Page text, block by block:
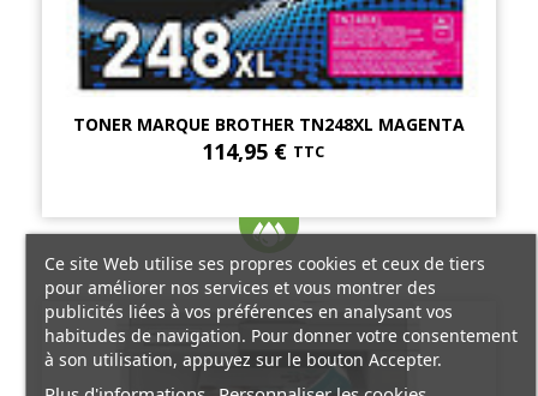
TONER MARQUE BROTHER TN248XL MAGENTA
114,95 € TTC
Ce site Web utilise ses propres cookies et ceux de tiers
pour améliorer nos services et vous montrer des
publicités liées à vos préférences en analysant vos
habitudes de navigation. Pour donner votre consentement
à son utilisation, appuyez sur le bouton Accepter.